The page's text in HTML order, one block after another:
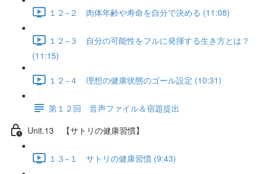
１２−２ 肉体年齢や寿命を自分で決める (11:08)
１２−３ 自分の可能性をフルに発揮する生き方とは？
(11:15)
１２−４ 理想の健康状態のゴール設定 (10:31)
第１２回 音声ファイル＆宿題提出
Unit.13 【サトリの健康習慣】
１３−１ サトリの健康習慣 (9:43)